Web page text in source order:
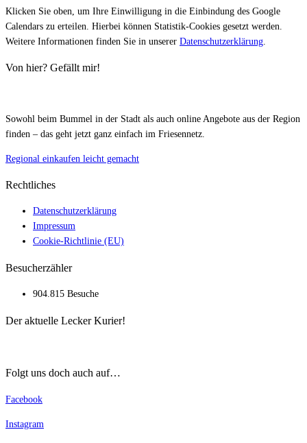
Klicken Sie oben, um Ihre Einwilligung in die Einbindung des Google
Calendars zu erteilen. Hierbei können Statistik-Cookies gesetzt werden.
Weitere Informationen finden Sie in unserer Datenschutzerklärung
Von hier? Gefällt mir!
Sowohl beim Bummel in der Stadt als auch online Angebote aus der Region
finden – das geht jetzt ganz einfach im Friesennetz.
Regional einkaufen leicht gemacht
Rechtliches
Datenschutzerklärung
Impressum
Cookie-Richtlinie (EU)
Besucherzähler
904.815 Besuche
Der aktuelle Lecker Kurier!
Folgt uns doch auch auf…
Facebook
Instagram